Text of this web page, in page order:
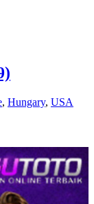
, Hungary, USA